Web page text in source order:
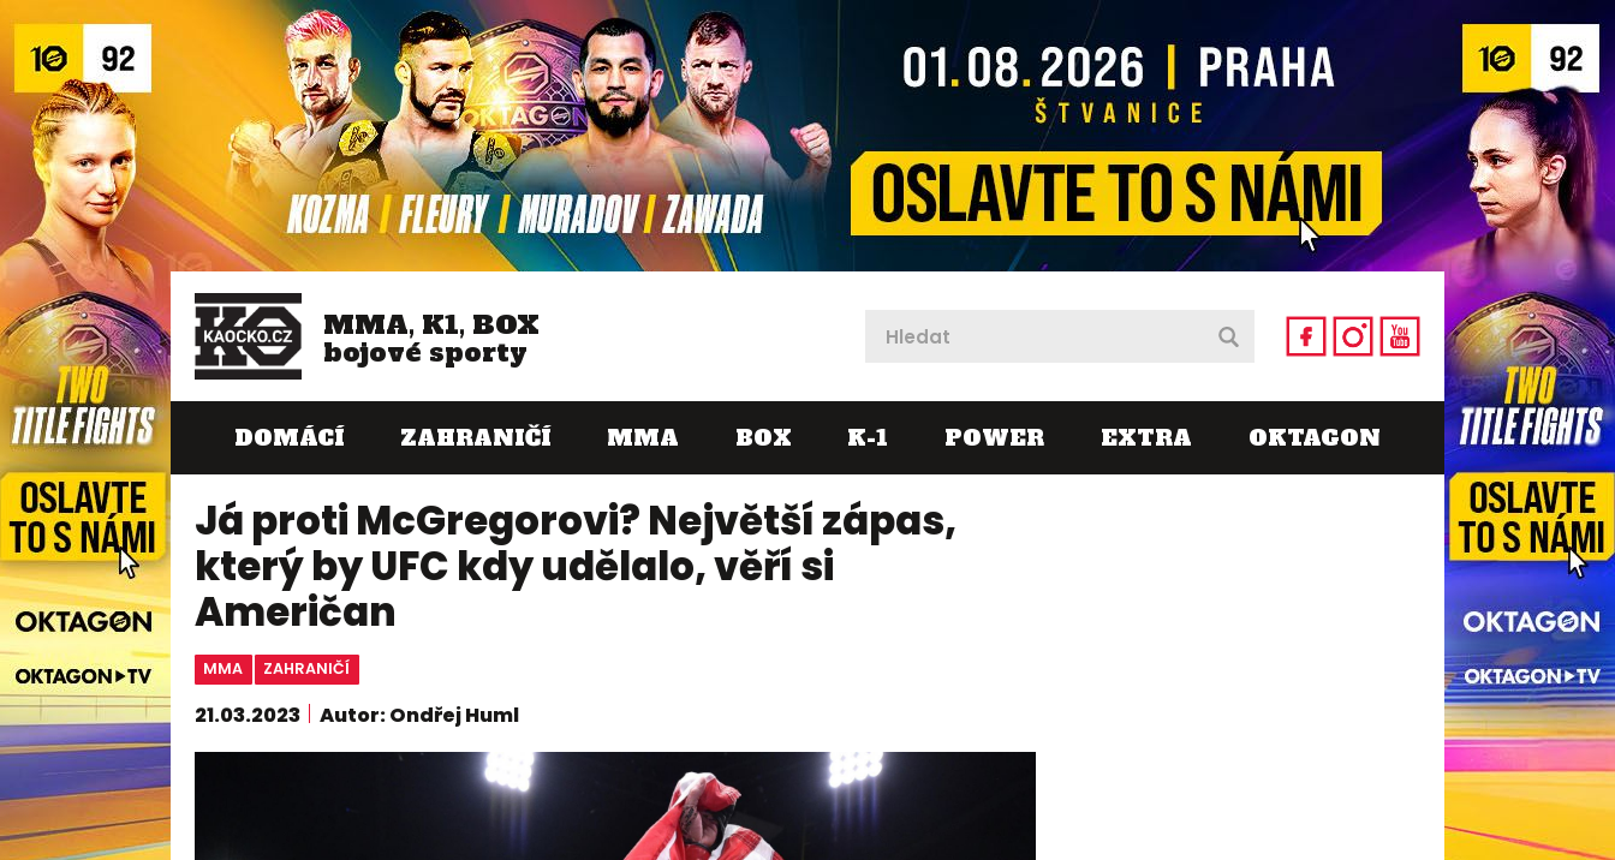
MMA, K1, BOX
bojové sporty
DOMÁCÍ ZAHRANIČÍ MMA BOX K-1 POWER EXTRA OKTAGON
Já proti McGregorovi? Největší zápas,
který by UFC kdy udělalo, věří si
Američan
MMA ZAHRANIČÍ
21.03.2023 Autor: Ondřej Huml